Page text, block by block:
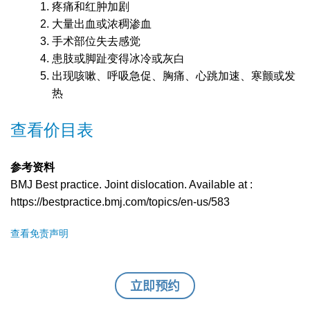
疼痛和红肿加剧
大量出血或浓稠渗血
手术部位失去感觉
患肢或脚趾变得冰冷或灰白
出现咳嗽、呼吸急促、胸痛、心跳加速、寒颤或发
热
查看价目表
参考资料
BMJ Best practice. Joint dislocation. Available at :
https://bestpractice.bmj.com/topics/en-us/583
查看免责声明
立即预约